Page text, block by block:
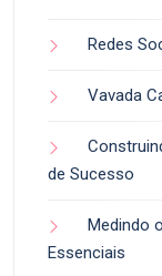
Redes
Vavada
de Sucesso
Medindo
Essenciais